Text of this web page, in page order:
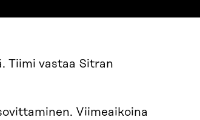
Tiimi vastaa Sitran
Viimeaikoina